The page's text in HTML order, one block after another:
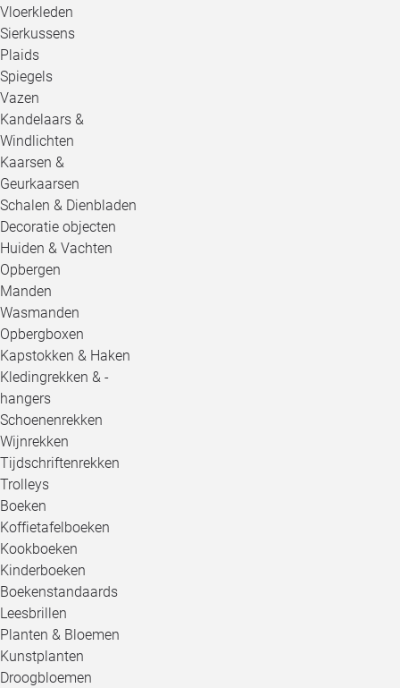
Vloerkleden
Sierkussens
Plaids
Spiegels
Vazen
Kandelaars &
Windlichten
Kaarsen &
Geurkaarsen
Schalen & Dienbladen
Decoratie objecten
Huiden & Vachten
Opbergen
Manden
Wasmanden
Opbergboxen
Kapstokken & Haken
Kledingrekken & -
hangers
Schoenenrekken
Wijnrekken
Tijdschriftenrekken
Trolleys
Boeken
Koffietafelboeken
Kookboeken
Kinderboeken
Boekenstandaards
Leesbrillen
Planten & Bloemen
Kunstplanten
Droogbloemen